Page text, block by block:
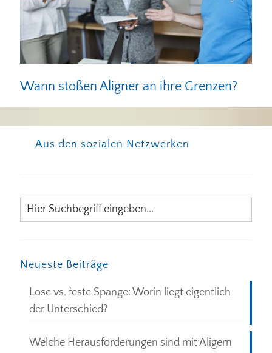
Wann stoßen Aligner an ihre Grenzen?
Aus den sozialen Netzwerken
Neueste Beiträge
Lose vs. feste Spange: Worin liegt eigentlich
der Unterschied?
Welche Herausforderungen sind mit Aligern